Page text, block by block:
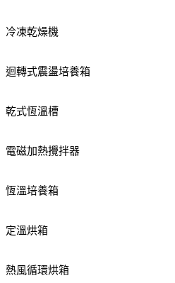
冷凍乾燥機
迴轉式震盪培養箱
乾式恆溫槽
電磁加熱攪拌器
恆溫培養箱
定溫烘箱
熱風循環烘箱